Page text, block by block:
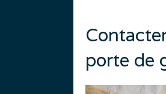
porte de